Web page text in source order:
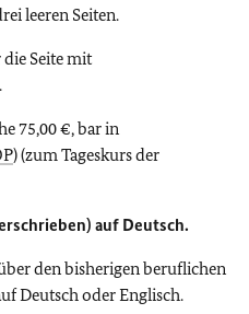
leeren Seiten.
Seite mit
75,00 €, bar in
) (zum Tageskurs der
auf Deutsch.
den bisherigen beruflichen
Deutsch oder Englisch.